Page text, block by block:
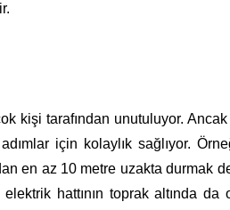
kişi tarafından unutuluyor.
için kolaylık sağlıyor.
en az 10 metre uzakta durmak
hattının toprak altında da